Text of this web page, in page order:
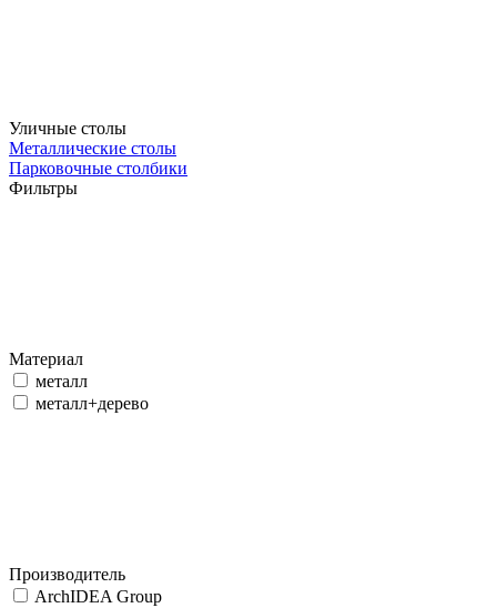
Уличные столы
Металлические столы
Парковочные столбики
Фильтры
Материал
металл
металл+дерево
Производитель
ArchIDEA Group